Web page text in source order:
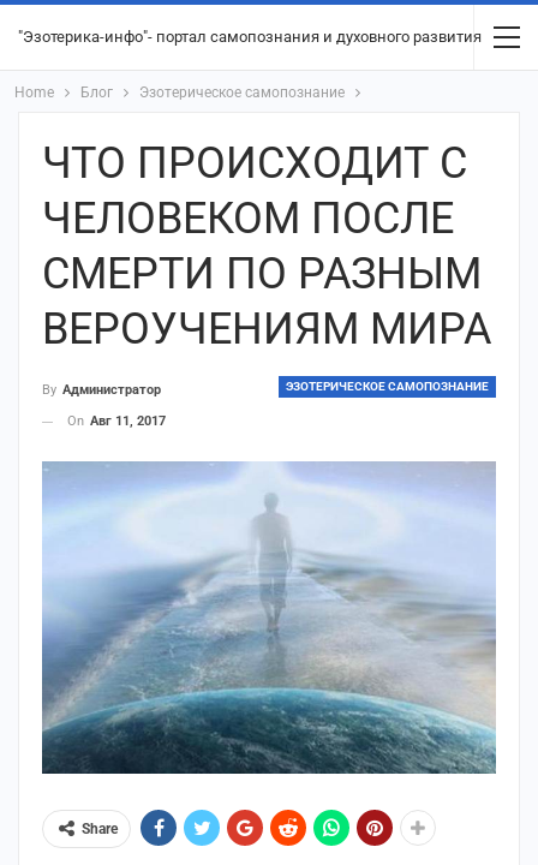
"Эзотерика-инфо"- портал самопознания и духовного развития
Home Блог Эзотерическое самопознание
ЧТО ПРОИСХОДИТ С
ЧЕЛОВЕКОМ ПОСЛЕ
СМЕРТИ ПО РАЗНЫМ
ВЕРОУЧЕНИЯМ МИРА
ЭЗОТЕРИЧЕСКОЕ САМОПОЗНАНИЕ
By Администратор
On Авг 11, 2017
Share